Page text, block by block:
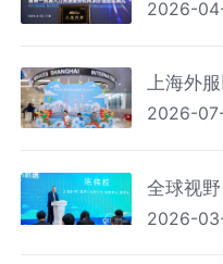
2026第
2026-
上海外
桥" 上海
2026-
全球视
届海外
2026-